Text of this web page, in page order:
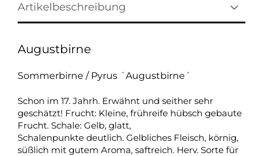
Artikelbeschreibung
Augustbirne
Sommerbirne / Pyrus ´Augustbirne´
Schon im 17. Jahrh. Erwähnt und seither sehr
geschätzt! Frucht: Kleine, frühreife hübsch gebaute
Frucht. Schale: Gelb, glatt,
Schalenpunkte deutlich. Gelbliches Fleisch, körnig,
süßlich mit gutem Aroma, saftreich. Herv. Sorte für